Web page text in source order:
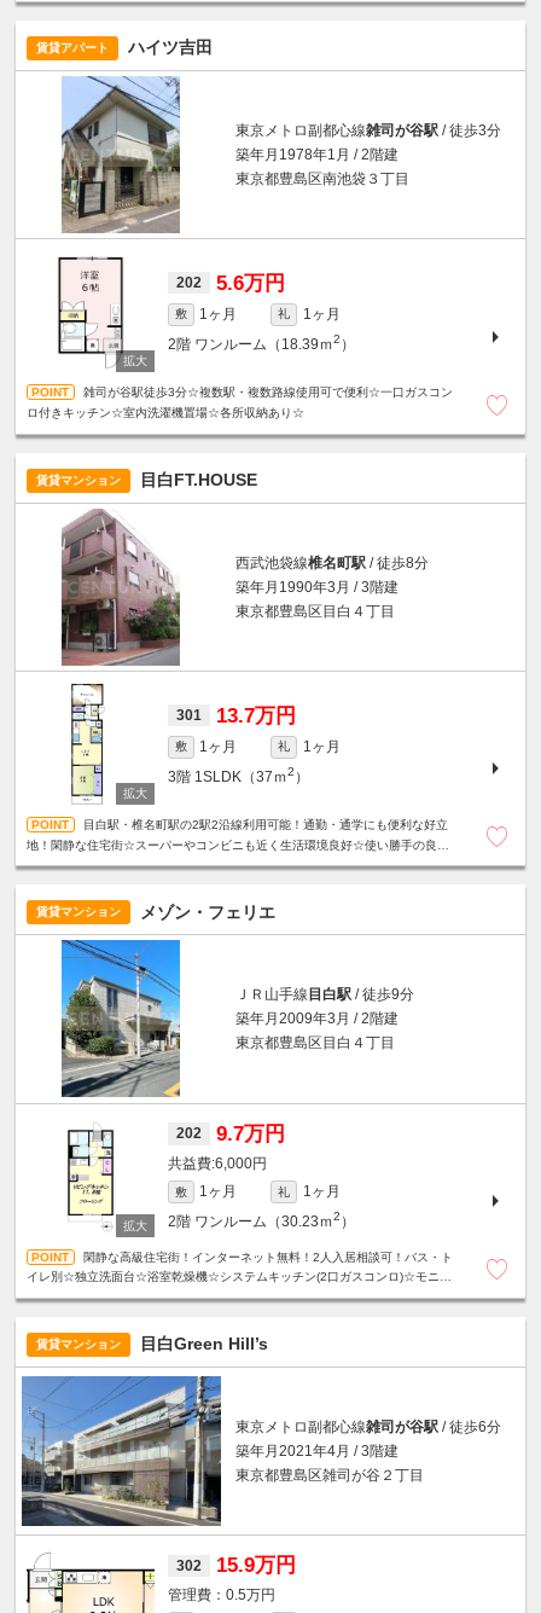
賃貸アパート ハイツ吉田
東京メトロ副都心線雑司が谷駅 / 徒歩3分
築年月1978年1月 / 2階建
東京都豊島区南池袋３丁目
202 5.6万円
敷 1ヶ月 礼
1ヶ月
2階 ワンルーム（18.39ｍ2 ）
雑司が谷駅徒歩3分☆複数駅・複数路線使用可で便利☆一口ガスコン
ロ付きキッチン☆室内洗濯機置場☆各所収納あり☆
賃貸マンション 目白FT.HOUSE
西武池袋線椎名町駅 / 徒歩8分
築年月1990年3月 / 3階建
東京都豊島区目白４丁目
301 13.7万円
敷 1ヶ月 礼
1ヶ月
3階 1SLDK（37ｍ2 ）
目白駅・椎名町駅の2駅2沿線利用可能！通勤・通学にも便利な好立
地！閑静な住宅街☆スーパーやコンビニも近く生活環境良好☆使い勝手の良い
賃貸マンション メゾン・フェリエ
ＪＲ山手線 目白駅 / 徒歩9分
築年月2009年3月 / 2階建
東京都豊島区目白４丁目
202 9.7万円
6,000円
敷 1ヶ月 礼
1ヶ月
2階 ワンルーム（30.23ｍ2 ）
閑静な高級住宅街！インターネット無料！2人入居相談可！バス・ト
イレ別☆独立洗面台☆浴室乾燥機☆システムキッチン(2口ガスコンロ)☆モニタ
賃貸マンション 目白Green Hill’s
東京メトロ副都心線雑司が谷駅 / 徒歩6分
築年月2021年4月 / 3階建
東京都豊島区雑司が谷２丁目
302 15.9万円
0.5万円